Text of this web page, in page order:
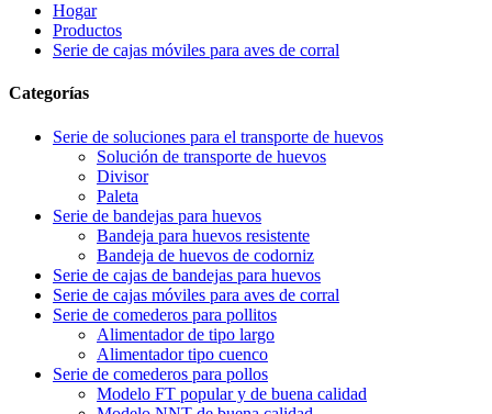
Hogar
Productos
Serie de cajas móviles para aves de corral
Categorías
Serie de soluciones para el transporte de huevos
Solución de transporte de huevos
Divisor
Paleta
Serie de bandejas para huevos
Bandeja para huevos resistente
Bandeja de huevos de codorniz
Serie de cajas de bandejas para huevos
Serie de cajas móviles para aves de corral
Serie de comederos para pollitos
Alimentador de tipo largo
Alimentador tipo cuenco
Serie de comederos para pollos
Modelo FT popular y de buena calidad